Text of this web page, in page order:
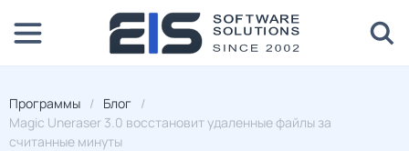
Программы
Блог
Magic Uneraser 3.0 восстановит удаленные файлы за
считанные минуты